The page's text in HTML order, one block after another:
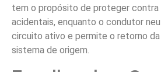
tem o propósito de proteger
acidentais, enquanto o condutor
circuito ativo e permite o retorno
sistema de origem.